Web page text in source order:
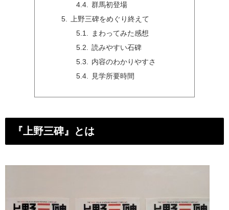
群馬初登場
上野三碑をめぐり終えて
まわってみた感想
読みやすい石碑
内容のわかりやすさ
見学所要時間
『上野三碑』とは